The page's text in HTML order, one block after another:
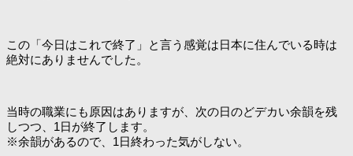
この「今日はこれで終了」と言う感覚は日本に住んでいる時は
絶対にありませんでした。
当時の職業にも原因はありますが、次の日のどデカい余韻を残
しつつ、1日が終了します。
※余韻があるので、1日終わった気がしない。